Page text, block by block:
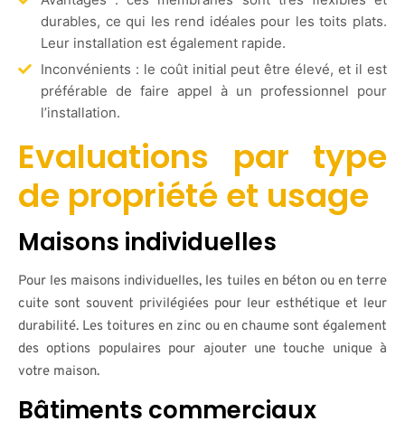
durables, ce qui les rend idéales pour les toits plats.
Leur installation est également rapide.
Inconvénients : le coût initial peut être élevé, et il est
préférable de faire appel à un professionnel pour
l’installation.
Evaluations par type
de propriété et usage
Maisons individuelles
Pour les maisons individuelles, les tuiles en béton ou en terre
cuite sont souvent privilégiées pour leur esthétique et leur
durabilité. Les toitures en zinc ou en chaume sont également
des options populaires pour ajouter une touche unique à
votre maison.
Bâtiments commerciaux